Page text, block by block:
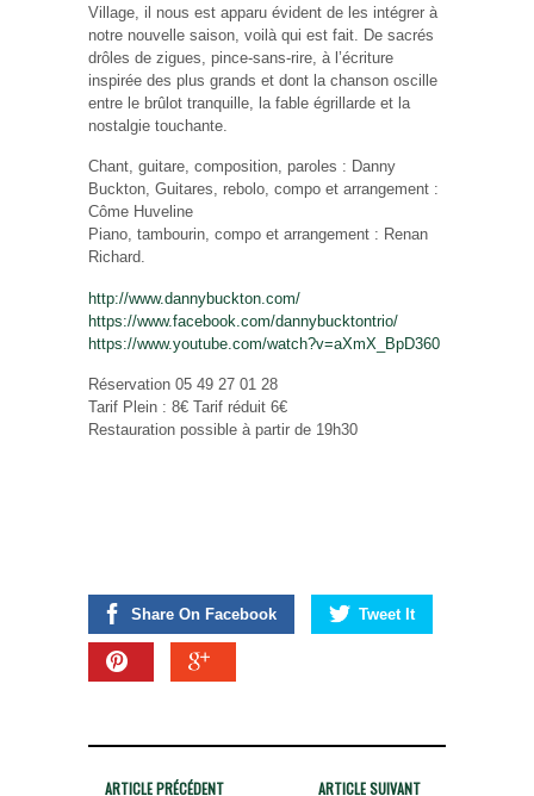
Village, il nous est apparu évident de les intégrer à
notre nouvelle saison, voilà qui est fait. De sacrés
drôles de zigues, pince-sans-rire, à l’écriture
inspirée des plus grands et dont la chanson oscille
entre le brûlot tranquille, la fable égrillarde et la
nostalgie touchante.
Chant, guitare, composition, paroles : Danny
Buckton, Guitares, rebolo, compo et arrangement :
Côme Huveline
Piano, tambourin, compo et arrangement : Renan
Richard.
http://www.dannybuckton.com/
https://www.facebook.com/dannybucktontrio/
https://www.youtube.com/watch?v=aXmX_BpD360
Réservation 05 49 27 01 28
Tarif Plein : 8€ Tarif réduit 6€
Restauration possible à partir de 19h30
Share On Facebook Tweet It
ARTICLE PRÉCÉDENT ARTICLE SUIVANT